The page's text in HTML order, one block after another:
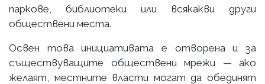
паркове, библиотеки или всякакви други
обществени места.
Освен това инициативата е отворена и за
съществуващите обществени мрежи — ако
желаят, местните власти могат да обединят